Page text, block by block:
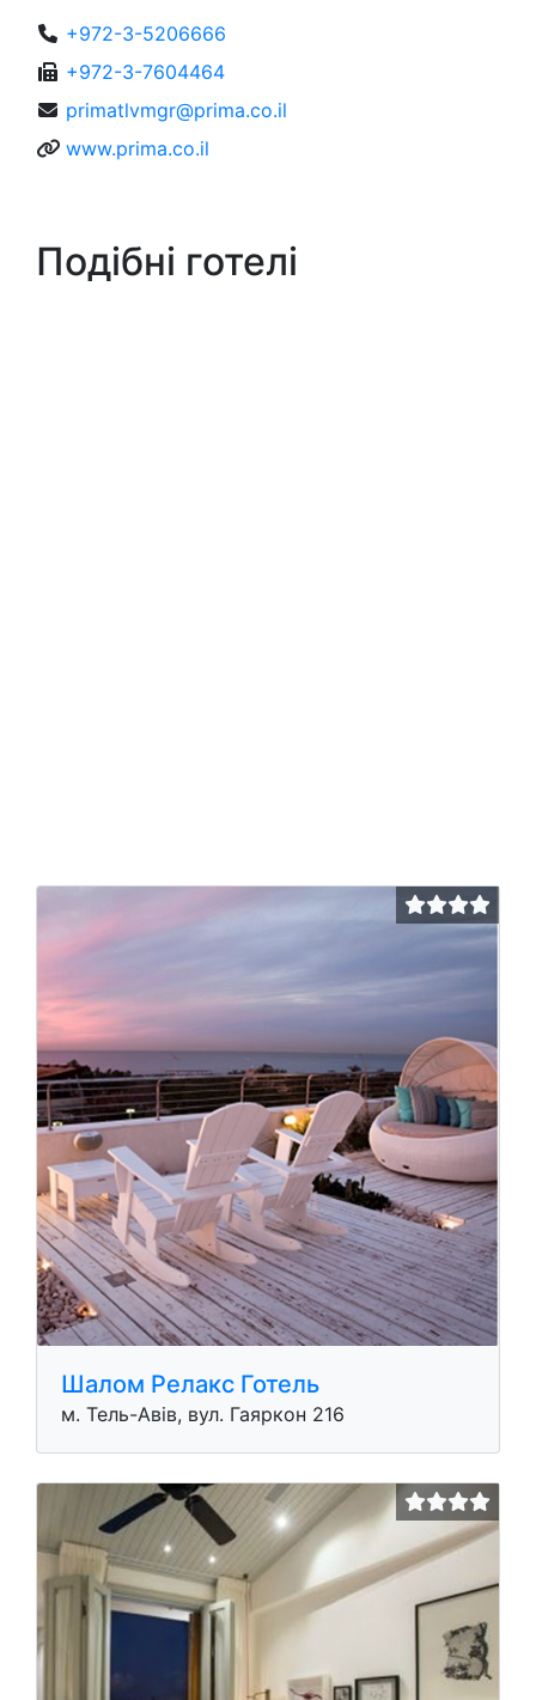
+972-3-5206666
+972-3-7604464
primatlvmgr@prima.co.il
www.prima.co.il
Подібні готелі
Шалом Релакс Готель
м. Тель-Авів, вул. Гаяркон 216